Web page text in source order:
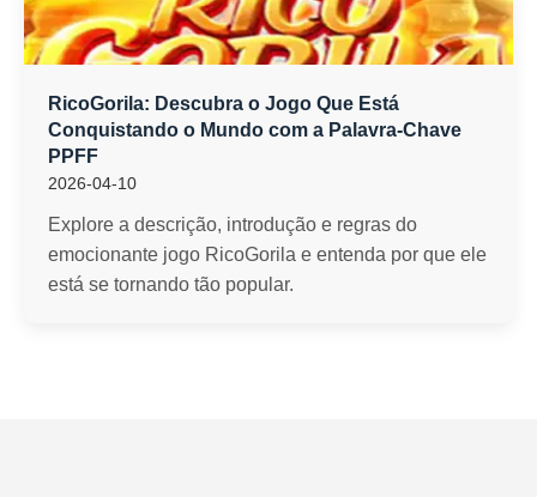
RicoGorila: Descubra o Jogo Que Está
Conquistando o Mundo com a Palavra-Chave
PPFF
2026-04-10
Explore a descrição, introdução e regras do
emocionante jogo RicoGorila e entenda por que ele
está se tornando tão popular.